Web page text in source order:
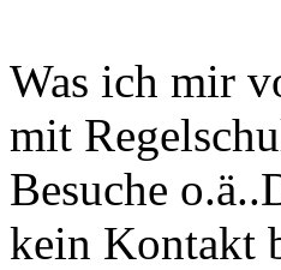
Was ich mir
mit
Besuche
kein Kontakt